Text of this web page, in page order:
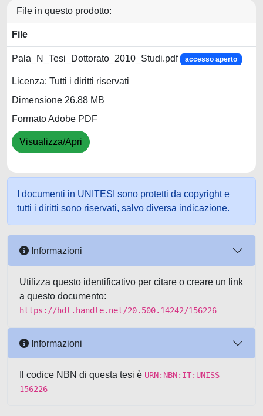
File in questo prodotto:
File
Pala_N_Tesi_Dottorato_2010_Studi.pdf accesso aperto
Licenza: Tutti i diritti riservati
Dimensione 26.88 MB
Formato Adobe PDF
Visualizza/Apri
I documenti in UNITESI sono protetti da copyright e
tutti i diritti sono riservati, salvo diversa indicazione.
Informazioni
Utilizza questo identificativo per citare o creare un link
a questo documento:
https://hdl.handle.net/20.500.14242/156226
Informazioni
Il codice NBN di questa tesi è URN:NBN:IT:UNISS-
156226